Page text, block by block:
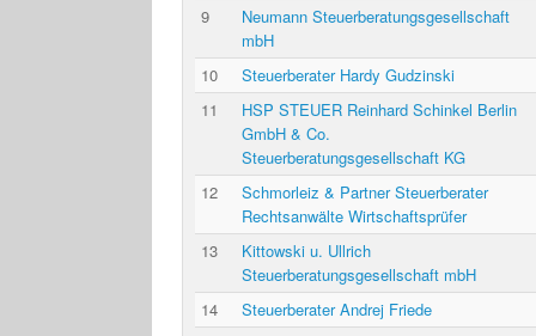
9
Neumann Steuerberatungsgesellschaft
mbH
10 Steuerberater Hardy Gudzinski
11
HSP STEUER Reinhard Schinkel Berlin
GmbH & Co.
Steuerberatungsgesellschaft KG
12
Schmorleiz & Partner Steuerberater
Rechtsanwälte Wirtschaftsprüfer
13
Kittowski u. Ullrich
Steuerberatungsgesellschaft mbH
14 Steuerberater Andrej Friede